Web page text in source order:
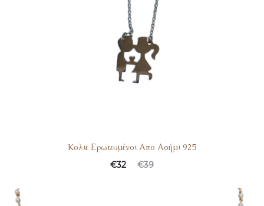
Kολιε Ερωτευμένοι Απο Ασήμι 925
€39
€32